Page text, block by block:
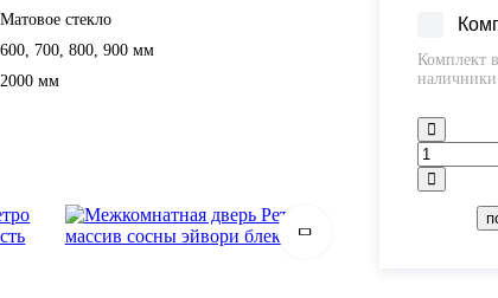
Матовое стекло
600, 700, 800, 900 мм
2000 мм
Комплект